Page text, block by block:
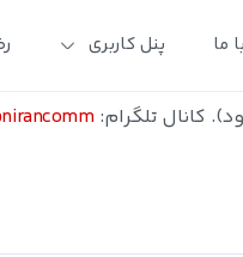
ما پنل کاربری
کانال تلگرام: